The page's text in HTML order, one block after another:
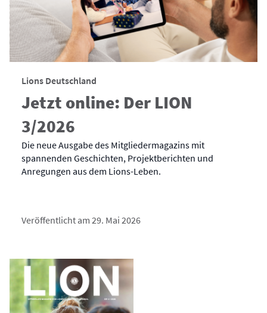
Lions Deutschland
Jetzt online: Der LION
3/2026
Die neue Ausgabe des Mitgliedermagazins mit
spannenden Geschichten, Projektberichten und
Anregungen aus dem Lions-Leben.
Veröffentlicht am 29. Mai 2026